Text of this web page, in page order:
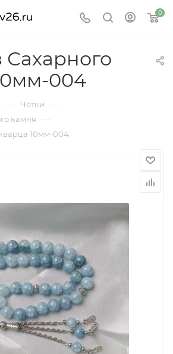
0
Сахарного
004
— Чётки —
камня —
10мм-004